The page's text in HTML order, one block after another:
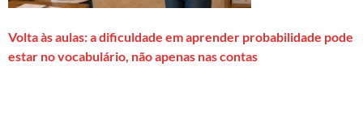
Volta às aulas: a dificuldade em aprender probabilidade pode
estar no vocabulário, não apenas nas contas